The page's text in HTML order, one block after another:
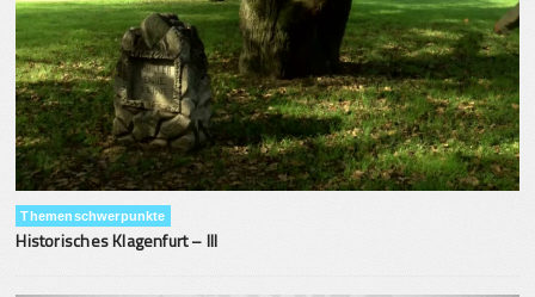
Themenschwerpunkte
Historisches Klagenfurt – III